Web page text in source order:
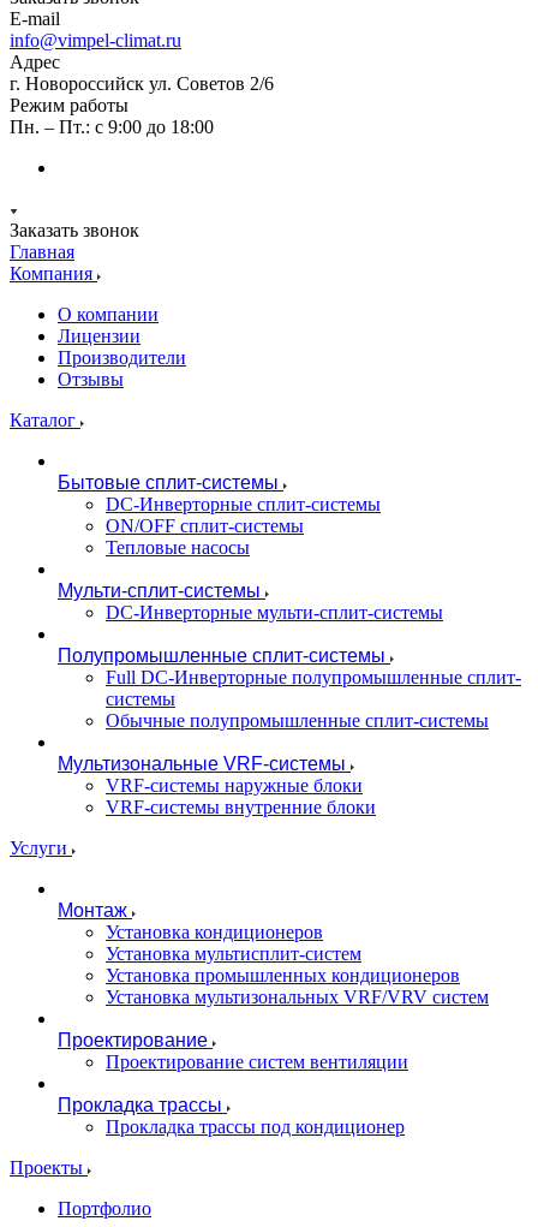
E-mail
info@vimpel-climat.ru
Адрес
г. Новороссийск ул. Советов 2/6
Режим работы
Пн. – Пт.: с 9:00 до 18:00
Заказать звонок
Главная
Компания
О компании
Лицензии
Производители
Отзывы
Каталог
Бытовые сплит-системы
DC-Инверторные сплит-системы
ON/OFF сплит-системы
Тепловые насосы
Мульти-сплит-системы
DC-Инверторные мульти-сплит-системы
Полупромышленные сплит-системы
Full DC-Инверторные полупромышленные сплит-
системы
Обычные полупромышленные сплит-системы
Мультизональные VRF-системы
VRF-системы наружные блоки
VRF-системы внутренние блоки
Услуги
Монтаж
Установка кондиционеров
Установка мультисплит-систем
Установка промышленных кондиционеров
Установка мультизональных VRF/VRV систем
Проектирование
Проектирование систем вентиляции
Прокладка трассы
Прокладка трассы под кондиционер
Проекты
Портфолио